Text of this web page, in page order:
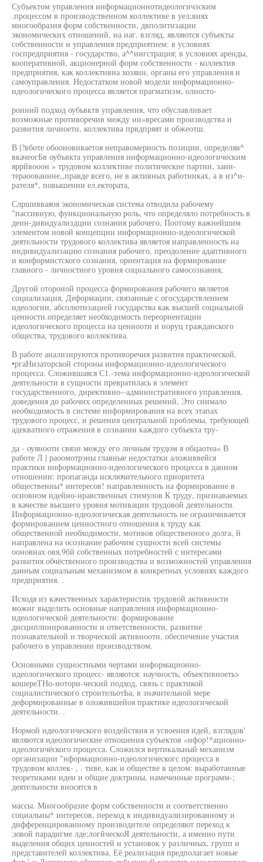
Субъектом управления информационнотидеологичзским
.процессом в производственном коллективе в уел;виях
многообразия форм собственности, двполитизации
экономических отношений, на наг. взгляд, являются субъекты
собственности и управления предприятием: в условиях
госпредприятия - государство, а^^ингстрация; в условиях аренды,
кооперативной, акционерной форм собственности - коллектив
предприятия, как коллективна хозяин, органы его управления и
самоуправления. Недостатком новой модели информационно-
идеологического процесса является прагматизм, олносто-
ронний подход оубьвктв управления, что обуславливает
возможные противоречив между ин»вресами производства и
развития личноети, коллектива првдпряят и обжеотш.
В |?вботе обооновиваетоя неправомерность позиции, определяв^
вкачеогБв оубъвкта управления информационно-идеологическим
яррйвооон » трудовом коллективе политические партии, заин-
тераоованнне,,правде всего, не в активных работниках, а в из^и-
рателя*, повышении ел.ектората,
Слршивваяоя экономическая система отводила рабочему
"пассивную, функциональную роль, что определяло потребность в
деин-дивидуализдции сознания рабочего, Поотому важнейшим
элементом новой концепции информационно-идеологической
деятельности трудового коллектива являетоя направленность на
индивидуализацию сознания рабочего, преодоление адаптивного
и конформистского сознания, ориентация на формирование
главного - личностного уровня социального самосознания,
Другой отороной процесса формирования рабочего являетоя
социализация, Деформации, связанные с огосударствлением
идеологии, абсолютизацией государства как высшей социальной
ценности.определяет необходимость переориентации
идеологического процесса на ценнооти и норуц гражданского
общества, трудового коллектива.
В работе анализируются противоречия развития практической,
•ргаНизаторской стороны информационно-идеологического
процесса. Сложившаяся С1.-тема информационно-идеологической
деятельности в сущности превратилась в элемент
государственного, директивно--административного управления,
доведения до рабочих определенных решений, Это снимало
необходимость в системе информирования на всех этапах
трудового процесс, и решения центральной проблемы, требующей
адекватного отражения в сознании каждого субъекта тру-
да - оуянооти связи между его личным трудом я обцаотеа« В
работе Л | раоомотрэны главные недостатки аложиввейся
практики информационно-идеологического процесса в данном
отношении: пропаганда исключительного приоритета
общественны* интересов! направленность на формирование в
основном идейно-нравственных стимулов К труду, признаваемых
в качестве высшего уровня мотивации трудовой деятельности.
Информационно-идеологическая деятельность не ограничивается
формированием ценностного отношения к труду как
общественной необходимости, мотивов общественного долга, й
направлена на осознание рабочим сущности всей системы
ооновнах овя,9бй собственных потребностей с интересами
развития обчёственного производства и возможностей управления
данным социальным механизмом в конкретных условиях каждого
предприятия. .
Исходя из качественных характеристик трудовой активности
можнг выделить основные направления информационно-
идеологической деятельности: формирование
дисциплинированности и ответственности, развитие
познавательной и творческой активнооти, обеспечение участия
рабочего в управлении производством.
Основными сущностными чертами информационно-
идеологического процесс- являются: научность, объективноеть>
кошереТНо-иотори-ческий подход, связь с практикой
социалистического строительотЬа, в значительной мере
деформированные в оложившейоя практике идеологической
деятельности. .
Нормой идеологического воздействия и усвоения идей, взглядов'
являются идеологические отношения субъектов «нфор!*ационно-
идеологичёского процесса. Сложился вертикальный механизм
организации "нформационно-идеологическогс процесса в
трудовом коллек- , . тиве, как и обществе в целом: выработанные
теоретиками идеи и общие доктрины, намеченные программ-;
деятельности вносятся в
массы. Многообразие форм собственности и соответственно
социальны* интересов, переход к индивидуализированному и
дифференцированному производителе определяют переход к
;ювой парадигме лде;логйческоЯ деятельности, а именно пути
выделения общих ценностей и установок у различных, групп и
представителей коллектива. Её реализация предполагает новые